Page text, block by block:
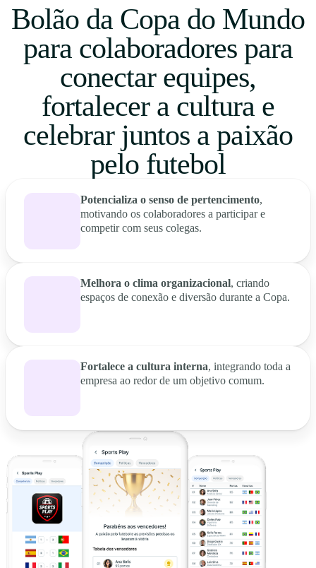
Bolão da Copa do Mundo
para colaboradores para
conectar equipes,
fortalecer a cultura e
celebrar juntos a paixão
pelo futebol
Potencializa o senso de pertencimento,
motivando os colaboradores a participar e
competir com seus colegas.
Melhora o clima organizacional, criando
espaços de conexão e diversão durante a Copa.
Fortalece a cultura interna, integrando toda a
empresa ao redor de um objetivo comum.